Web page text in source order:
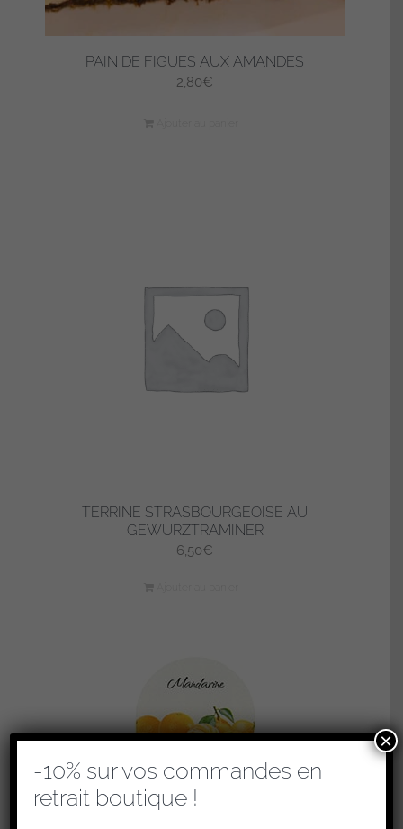
PAIN DE FIGUES AUX AMANDES
2,80€
TERRINE STRASBOURGEOISE AU
GEWURZTRAMINER
6,50€
YAOURT MANDARINE
-10% sur vos commandes en
retrait boutique !
×